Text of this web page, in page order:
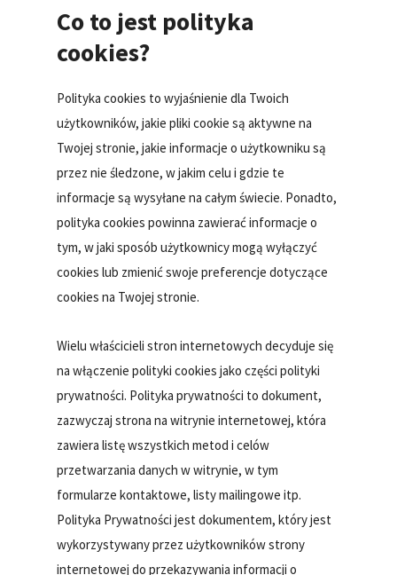
Co to jest polityka
cookies?
Polityka cookies to wyjaśnienie dla Twoich
użytkowników, jakie pliki cookie są aktywne na
Twojej stronie, jakie informacje o użytkowniku są
przez nie śledzone, w jakim celu i gdzie te
informacje są wysyłane na całym świecie. Ponadto,
polityka cookies powinna zawierać informacje o
tym, w jaki sposób użytkownicy mogą wyłączyć
cookies lub zmienić swoje preferencje dotyczące
cookies na Twojej stronie.
Wielu właścicieli stron internetowych decyduje się
na włączenie polityki cookies jako części polityki
prywatności. Polityka prywatności to dokument,
zazwyczaj strona na witrynie internetowej, która
zawiera listę wszystkich metod i celów
przetwarzania danych w witrynie, w tym
formularze kontaktowe, listy mailingowe itp.
Polityka Prywatności jest dokumentem, który jest
wykorzystywany przez użytkowników strony
internetowej do przekazywania informacji o